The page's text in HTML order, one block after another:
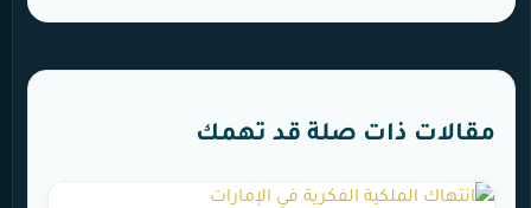
مقالات ذات صلة قد تهمك